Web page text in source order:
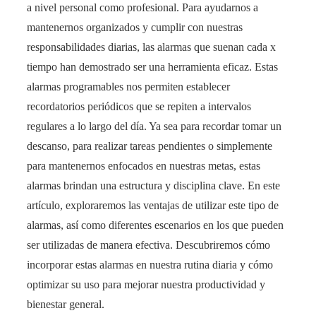
a nivel personal como profesional. Para ayudarnos a
mantenernos organizados y cumplir con nuestras
responsabilidades diarias, las alarmas que suenan cada x
tiempo han demostrado ser una herramienta eficaz. Estas
alarmas programables nos permiten establecer
recordatorios periódicos que se repiten a intervalos
regulares a lo largo del día. Ya sea para recordar tomar un
descanso, para realizar tareas pendientes o simplemente
para mantenernos enfocados en nuestras metas, estas
alarmas brindan una estructura y disciplina clave. En este
artículo, exploraremos las ventajas de utilizar este tipo de
alarmas, así como diferentes escenarios en los que pueden
ser utilizadas de manera efectiva. Descubriremos cómo
incorporar estas alarmas en nuestra rutina diaria y cómo
optimizar su uso para mejorar nuestra productividad y
bienestar general.